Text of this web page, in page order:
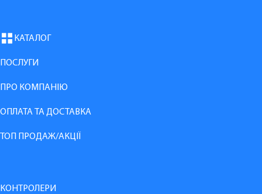
КАТАЛОГ
ПОСЛУГИ
ПРО КОМПАНІЮ
ОПЛАТА ТА ДОСТАВКА
ТОП ПРОДАЖ/АКЦІЇ
КОНТРОЛЕРИ